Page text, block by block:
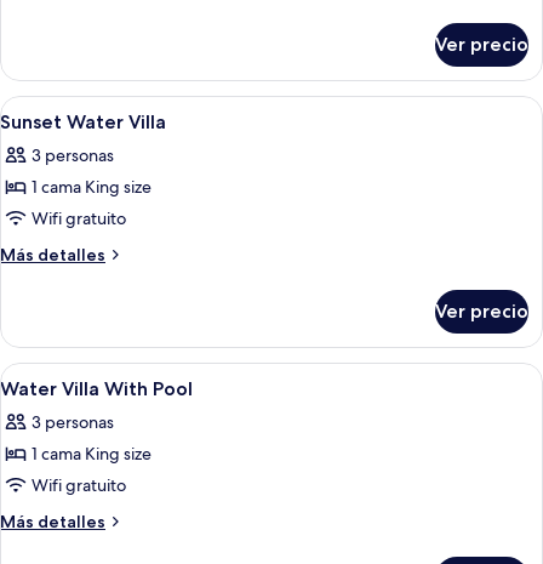
Villa
Ver precio
Abrir
todas
las
fotos
de
Sunset
Un dormitorio con una cama
8
Sunset Water Villa
3 personas
1 cama King size
Wifi gratuito
Más detalles
Más
Water
Villa
Ver precio
Abrir
todas
las
fotos
de
Water
Una habitación amplia con una
10
Water Villa With Pool
3 personas
1 cama King size
Wifi gratuito
Más detalles
Más